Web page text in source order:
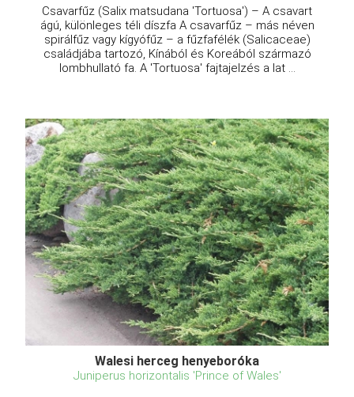
Csavarfűz (Salix matsudana 'Tortuosa') – A csavart
ágú, különleges téli díszfa A csavarfűz – más néven
spirálfűz vagy kígyófűz – a fűzfafélék (Salicaceae)
családjába tartozó, Kínából és Koreából származó
lombhullató fa. A 'Tortuosa' fajtajelzés a lat ...
Walesi herceg henyeboróka
Juniperus horizontalis 'Prince of Wales'